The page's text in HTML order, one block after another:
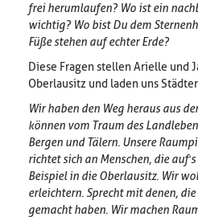
frei herumlaufen? Wo ist ein
wichtig? Wo bist Du dem
Füße stehen auf echter Erde?
Diese Fragen stellen Arielle und
Oberlausitz und laden uns
Wir haben den Weg heraus aus
können vom Traum des
Bergen und Tälern. Unsere
richtet sich an Menschen, die
Beispiel in die Oberlausitz. Wir
erleichtern. Sprecht mit denen,
gemacht haben. Wir machen